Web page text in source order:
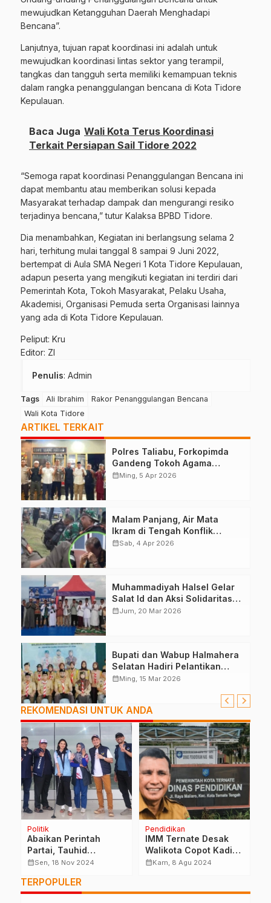
mewujudkan Ketangguhan Daerah Menghadapi
Bencana”.
Lanjutnya, tujuan rapat koordinasi ini adalah untuk
mewujudkan koordinasi lintas sektor yang terampil,
tangkas dan tangguh serta memiliki kemampuan teknis
dalam rangka penanggulangan bencana di Kota Tidore
Kepulauan.
Baca Juga Wali Kota Terus Koordinasi
Terkait Persiapan Sail Tidore 2022
“Semoga rapat koordinasi Penanggulangan Bencana ini
dapat membantu atau memberikan solusi kepada
Masyarakat terhadap dampak dan mengurangi resiko
terjadinya bencana,” tutur Kalaksa BPBD Tidore.
Dia menambahkan, Kegiatan ini berlangsung selama 2
hari, terhitung mulai tanggal 8 sampai 9 Juni 2022,
bertempat di Aula SMA Negeri 1 Kota Tidore Kepulauan,
adapun peserta yang mengikuti kegiatan ini terdiri dari
Pemerintah Kota, Tokoh Masyarakat, Pelaku Usaha,
Akademisi, Organisasi Pemuda serta Organisasi lainnya
yang ada di Kota Tidore Kepulauan.
Peliput: Kru
Editor: ZI
Penulis: Admin
Tags Ali Ibrahim
Rakor Penanggulangan Bencana
Wali Kota Tidore
ARTIKEL TERKAIT
Polres Taliabu, Forkopimda
Gandeng Tokoh Agama
Deklarasikan Damai
calendar_monthMing, 5 Apr 2026
Malam Panjang, Air Mata
Ikram di Tengah Konflik
Halteng
calendar_monthSab, 4 Apr 2026
Muhammadiyah Halsel Gelar
Salat Id dan Aksi Solidaritas
Palestina
calendar_monthJum, 20 Mar 2026
Bupati dan Wabup Halmahera
Selatan Hadiri Pelantikan
Mabiran Pramuka se-Kwarcab
calendar_monthMing, 15 Mar 2026
REKOMENDASI UNTUK ANDA
Politik
Abaikan Perintah
Partai, Tauhid
Soleman Bakal Kena
calendar_monthSen, 18 Nov 2024
Pendidikan
IMM Ternate Desak
Walikota Copot Kadis
Pendidikan
calendar_monthKam, 8 Agu 2024
TERPOPULER